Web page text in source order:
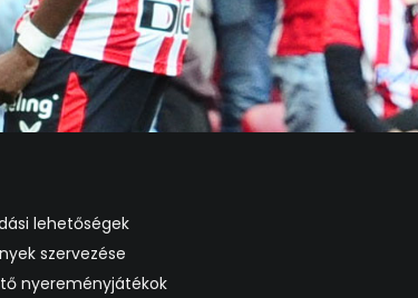
lehetőségek
szervezése
nyereményjátékok